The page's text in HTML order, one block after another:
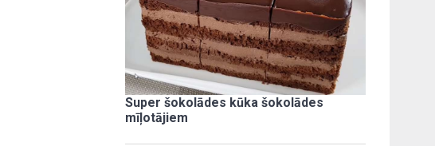
Super šokolādes kūka šokolādes
mīļotājiem